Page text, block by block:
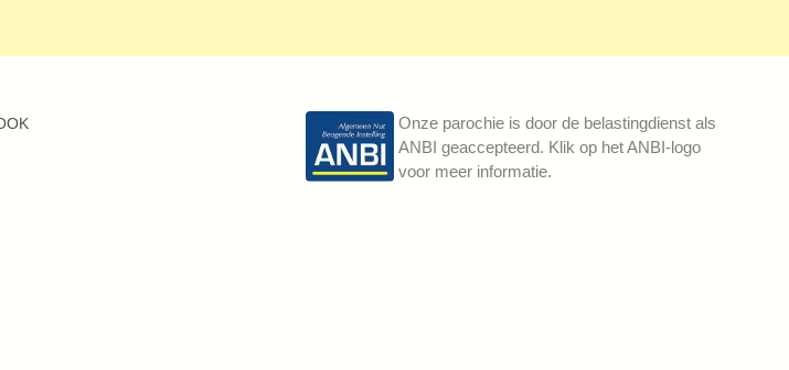
Onze parochie is door de belastingdienst als
ANBI geaccepteerd. Klik op het ANBI-logo
voor meer informatie.